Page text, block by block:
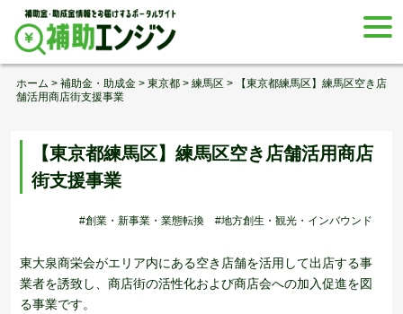
Skip
content
ホーム > 補助金・助成金 > 東京都 > 練馬区 >
【東京都練馬区】練馬区空き店
舗活用商店街支援事業
【東京都練馬区】練馬区空き店舗活用商店
街支援事業
#創業・新事業・業態転換 #地方創生・観光・インバウンド
東大泉商栄会がエリア内にある空き店舗を活用して出店する事
業者を誘致し、商店街の活性化および商店会への加入促進を図
る事業です。